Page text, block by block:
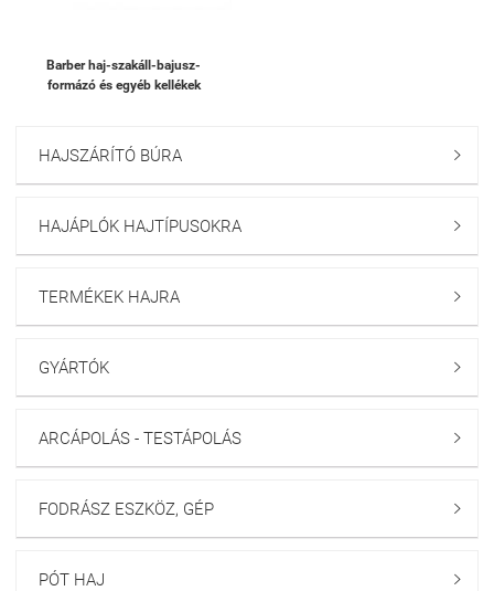
Barber haj-szakáll-bajusz-
formázó és egyéb kellékek
HAJSZÁRÍTÓ BÚRA 
HAJÁPLÓK HAJTÍPUSOKRA 
TERMÉKEK HAJRA 
GYÁRTÓK 
ARCÁPOLÁS - TESTÁPOLÁS 
FODRÁSZ ESZKÖZ, GÉP 
PÓT HAJ 